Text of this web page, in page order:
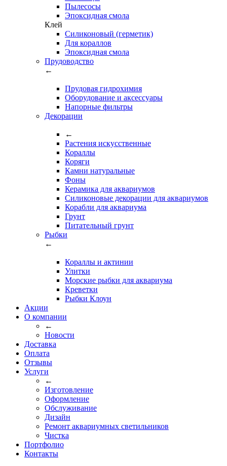
Пылесосы
Эпоксидная смола
Клей
Силиконовый (герметик)
Для кораллов
Эпоксидная смола
Прудоводство
←
Прудовая гидрохимия
Оборудование и аксессуары
Напорные фильтры
Декорации
←
Растения искусственные
Кораллы
Коряги
Камни натуральные
Фоны
Керамика для аквариумов
Силиконовые декорации для аквариумов
Корабли для аквариума
Грунт
Питательный грунт
Рыбки
←
Кораллы и актинии
Улитки
Морские рыбки для аквариума
Креветки
Рыбки Клоун
Акции
О компании
←
Новости
Доставка
Оплата
Отзывы
Услуги
←
Изготовление
Оформление
Обслуживание
Дизайн
Ремонт аквариумных светильников
Чистка
Портфолио
Контакты